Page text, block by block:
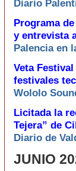
Diario
Programa
y entrevista
Palencia en
Veta
festivales
Wololo
Licitada la
Tejera” de
Diario de
JUNIO